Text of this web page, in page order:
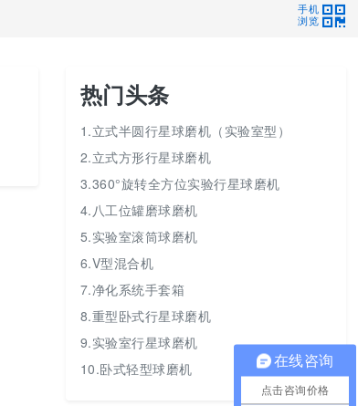
手机
浏览
热门头条
1.立式半圆行星球磨机（实验室型）
2.立式方形行星球磨机
3.360°旋转全方位实验行星球磨机
4.八工位罐磨球磨机
5.实验室滚筒球磨机
6.V型混合机
7.净化系统手套箱
8.重型卧式行星球磨机
9.实验室行星球磨机
10.卧式轻型球磨机
在线咨询
点击咨询价格